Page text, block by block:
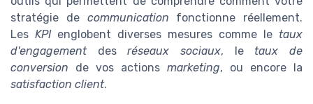
stratégie de communication fonctionne réellement.
Les KPIenglobent diverses mesures comme le taux
d'engagementdesréseaux sociaux, le taux de
conversion de vos actions marketing, ou encore la
satisfaction client.